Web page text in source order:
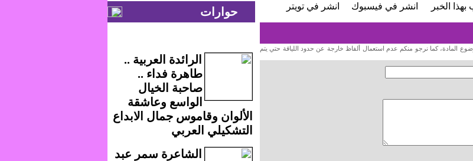
الخبر انشر في فيسبوك انشر في تويتر
المادة، كما نرجو منكم عدم استعمال ألفاظ خارجة عن حدود اللياقة حتي يتم
حوارات
الرائدة العربية ..
طاهرة فداء ..
صاحبة الخيال
الواسع وعاشقة
الألوان وقاموس جمال الابداع
التشكيلي العربي
الشاعرة سمر عبد